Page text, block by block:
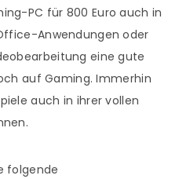
PC für 800 Euro auch in
Anwendungen oder
eine gute
auf Gaming. Immerhin
auch in ihrer vollen
folgende